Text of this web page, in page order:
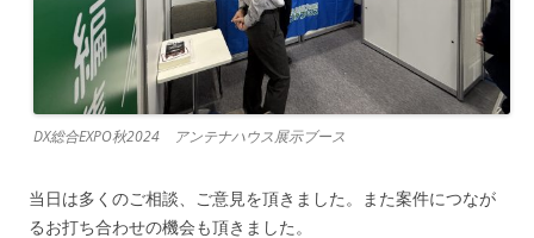
DX総合EXPO秋2024 アンテナハウス展示ブース
当日は多くのご相談、ご意見を頂きました。また案件につなが
るお打ち合わせの機会も頂きました。